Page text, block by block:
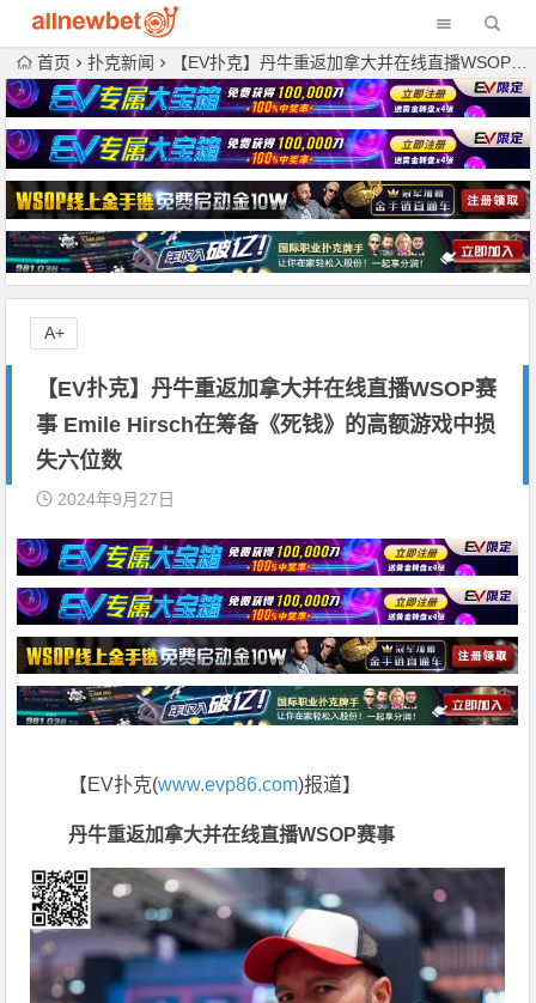
首页 扑克新闻 【EV扑克】丹牛重返加拿大并在线直播WSOP赛事 Emile Hirsch在筹备《死钱》的高额游戏中损失六位数
【EV扑克】丹牛重返加拿大并在线直播WSOP赛
事 Emile Hirsch在筹备《死钱》的高额游戏中损
失六位数
2024年9月27日
【EV扑克(www.evp86.com)报道】
丹牛重返加拿大并在线直播WSOP赛事
A+